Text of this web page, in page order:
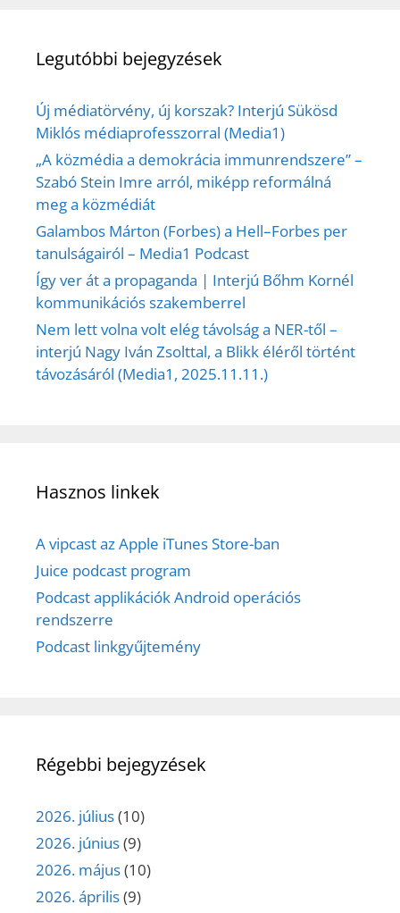
Legutóbbi bejegyzések
Új médiatörvény, új korszak? Interjú Sükösd
Miklós médiaprofesszorral (Media1)
„A közmédia a demokrácia immunrendszere” –
Szabó Stein Imre arról, miképp reformálná
meg a közmédiát
Galambos Márton (Forbes) a Hell–Forbes per
tanulságairól – Media1 Podcast
Így ver át a propaganda | Interjú Bőhm Kornél
kommunikációs szakemberrel
Nem lett volna volt elég távolság a NER-től –
interjú Nagy Iván Zsolttal, a Blikk éléről történt
távozásáról (Media1, 2025.11.11.)
Hasznos linkek
A vipcast az Apple iTunes Store-ban
Juice podcast program
Podcast applikációk Android operációs
rendszerre
Podcast linkgyűjtemény
Régebbi bejegyzések
2026. július(10)
2026. június(9)
2026. május(10)
2026. április(9)